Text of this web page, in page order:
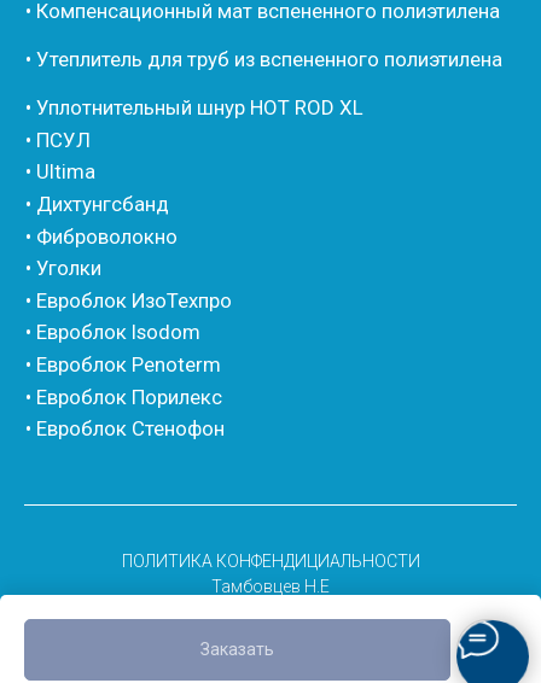
Заказать
ПОЛИТИКА КОНФЕНДИЦИАЛЬНОСТИ
Тамбовцев Н.E